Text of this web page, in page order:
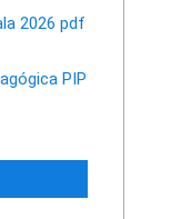
2026 pdf
PIP